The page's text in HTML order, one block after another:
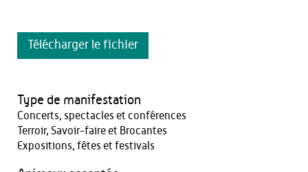
Télécharger le fichier
Type de manifestation
Concerts, spectacles et conférences
Terroir, Savoir-faire et Brocantes
Expositions, fêtes et festivals